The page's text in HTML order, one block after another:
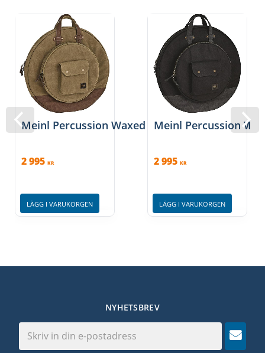
Meinl Percussion Waxed Canvas 22" Cymbal
2 995 KR
LÄGG I VARUKORGEN
Meinl Percussion
2 995 KR
LÄGG I VARUKORGEN
NYHETSBREV